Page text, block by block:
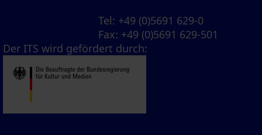
Tel: +49 (0)5691 629-0
Fax: +49 (0)5691 629-501
Der ITS wird gefördert durch: